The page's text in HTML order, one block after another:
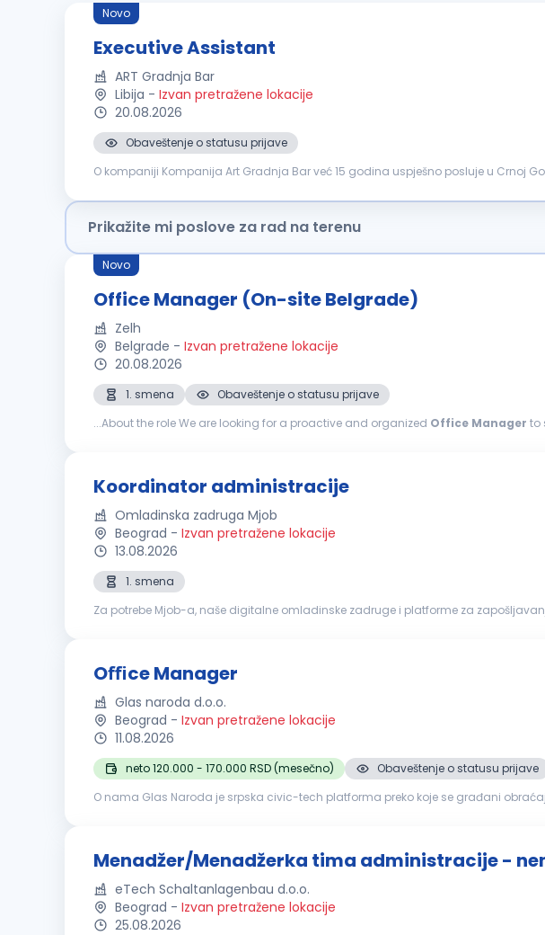
Novo
Executive Assistant
ART Gradnja Bar
Libija - Izvan pretražene lokacije
20.08.2026
Obaveštenje o statusu prijave
O kompaniji Kompanija Art Gradnja Bar već 15 godina uspješno posluje u Crnoj
Prikažite mi poslove za rad na terenu
Novo
Office Manager (On-site Belgrade)
Zelh
Belgrade - Izvan pretražene lokacije
20.08.2026
1. smena
Obaveštenje o statusu prijave
...About the role We are looking for a proactive and organized Office Manager to
Koordinator administracije
Omladinska zadruga Mjob
Beograd - Izvan pretražene lokacije
13.08.2026
1. smena
Za potrebe Mjob-a, naše digitalne omladinske zadruge i platforme za
Oﬃce Manager
Glas naroda d.o.o.
Beograd - Izvan pretražene lokacije
11.08.2026
neto 120.000 - 170.000 RSD (mesečno)
Obaveštenje o statusu prijave
O nama Glas Naroda je srpska civic-tech platforma preko koje se građani
Menadžer/Menadžerka tima administracije -
eTech Schaltanlagenbau d.o.o.
Beograd - Izvan pretražene lokacije
25.08.2026